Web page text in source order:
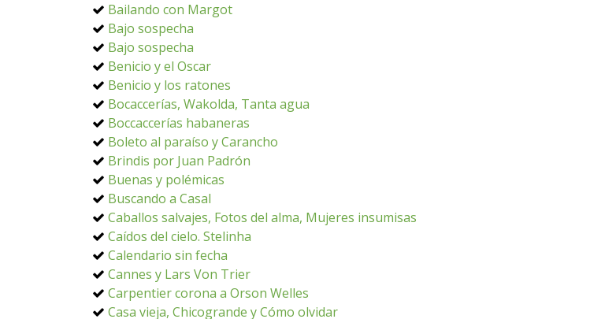
Bailando con Margot
Bajo sospecha
Bajo sospecha
Benicio y el Oscar
Benicio y los ratones
Bocaccerías, Wakolda, Tanta agua
Boccaccerías habaneras
Boleto al paraíso y Carancho
Brindis por Juan Padrón
Buenas y polémicas
Buscando a Casal
Caballos salvajes, Fotos del alma, Mujeres insumisas
Caídos del cielo. Stelinha
Calendario sin fecha
Cannes y Lars Von Trier
Carpentier corona a Orson Welles
Casa vieja, Chicogrande y Cómo olvidar